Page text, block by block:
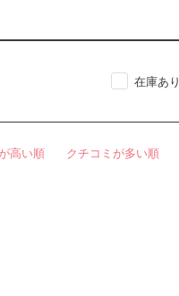
在庫あり
高い順 クチコミが多い順